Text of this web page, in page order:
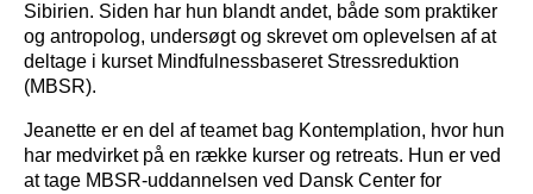
Sibirien. Siden har hun blandt andet, både som praktiker
og antropolog, undersøgt og skrevet om oplevelsen af at
deltage i kurset Mindfulnessbaseret Stressreduktion
(MBSR).
Jeanette er en del af teamet bag Kontemplation, hvor hun
har medvirket på en række kurser og retreats. Hun er ved
at tage MBSR-uddannelsen ved Dansk Center for